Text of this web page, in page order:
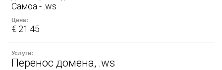
Самоа - .ws
€ 21.45
Перенос домена, .ws